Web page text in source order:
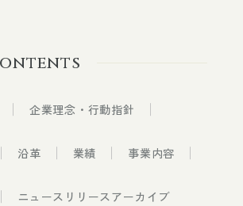
企業理念・行動指針
沿革 業績 事業内容
ニュースリリースアーカイブ